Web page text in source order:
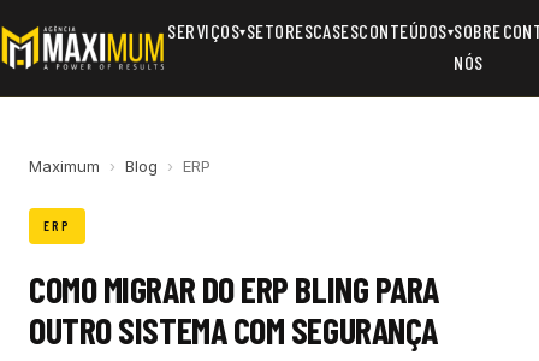
SERVIÇOS▾SETORESCASESCONTEÚDOS▾SOBRE
NÓS
Maximum › Blog › ERP
ERP
COMO MIGRAR DO ERP BLING PARA
OUTRO SISTEMA COM SEGURANÇA